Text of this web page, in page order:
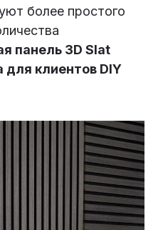
более простого
панель 3D Slat
клиентов DIY